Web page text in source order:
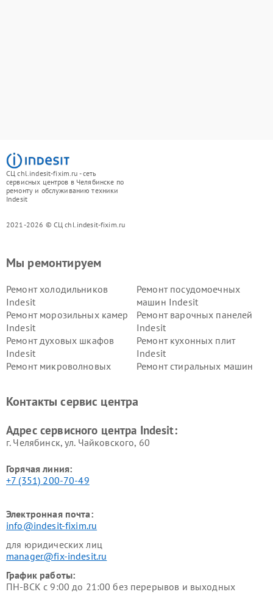
СЦ chl.indesit-fixim.ru - сеть
сервисных центров в Челябинске по
ремонту и обслуживанию техники
Indesit
2021-2026 © СЦ chl.indesit-fixim.ru
Мы ремонтируем
Ремонт холодильников
Indesit
Ремонт посудомоечных
машин Indesit
Ремонт морозильных камер
Indesit
Ремонт варочных панелей
Indesit
Ремонт духовых шкафов
Indesit
Ремонт кухонных плит
Indesit
Ремонт микроволновых
Ремонт стиральных машин
Indesit
Indesit
Контакты сервис центра
Адрес сервисного центра Indesit:
г. Челябинск, ул. Чайковского, 60
Горячая линия:
+7 (351) 200-70-49
Электронная почта:
info@indesit-fixim.ru
для юридических лиц
manager@fix-indesit.ru
График работы:
ПН-ВСК с 9:00 до 21:00 без перерывов и выходных